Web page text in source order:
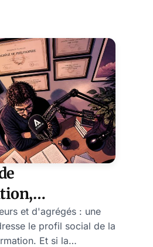
de la caste
moyens ?
et d'agrégés : une
le profil social de la
Et si la